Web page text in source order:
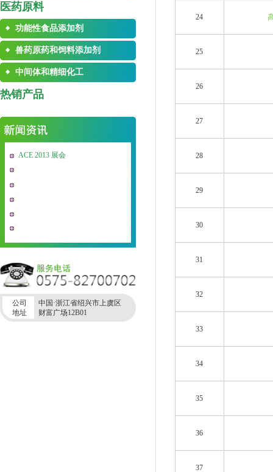
医药原料
功能性食品添加剂
兽药原药和饲料添加剂
中间体和精细化工
热销产品
ACE 2013 展会
公司
地址
中国·浙江省绍兴市上虞区
财富广场12B01
24
25
26
27
28
29
30
31
32
33
34
35
36
37